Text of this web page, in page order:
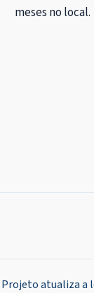
meses no local.
Projeto atualiza a